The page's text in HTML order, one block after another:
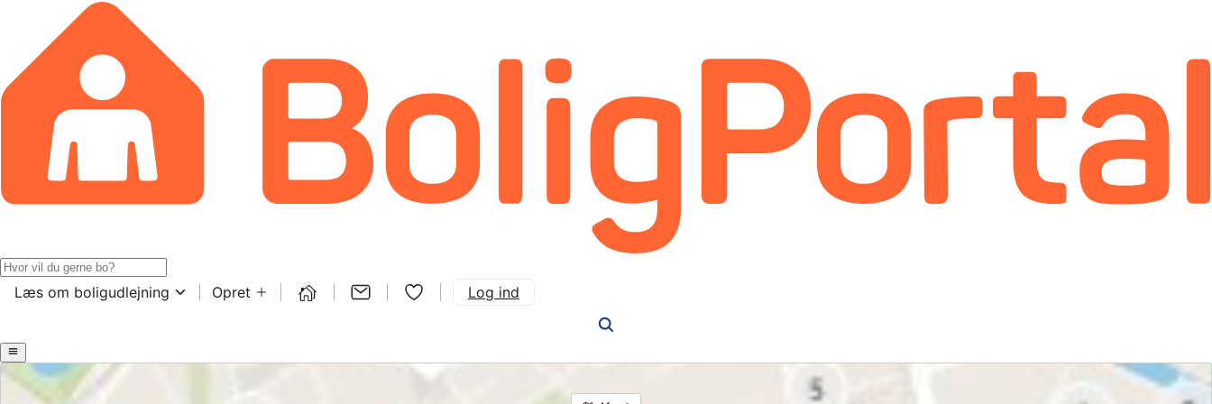
Læs om boligudlejning Opret Log ind